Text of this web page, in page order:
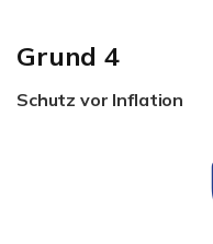
Grund 4
Schutz vor Inflation